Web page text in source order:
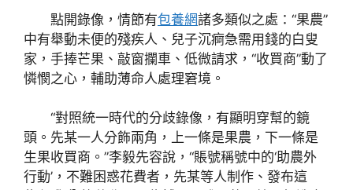
點開錄像，情節有包養網諸多類似之處：“果農”
中有舉動未便的殘疾人、兒子沉痾急需用錢的白叟
家，手捧芒果、敲窗攔車、低微請求，“收買商”動了
憐憫之心，輔助薄命人處理窘境。
“對照統一時代的分歧錄像，有顯明穿幫的鏡
頭。先某一人分飾兩角，上一條是果農，下一條是
生果收買商。”李毅先容說，“賬號稱號中的‘助農外
行動’，不難困惑花費者，先某等人制作、發布這